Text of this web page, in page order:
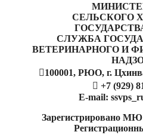
СЕЛЬСКОГО
СЛУЖБА
ВЕТЕРИНАРНОГО И
100001, РЮО, г.
 +7 (929)
E-mail:
Зарегистрировано